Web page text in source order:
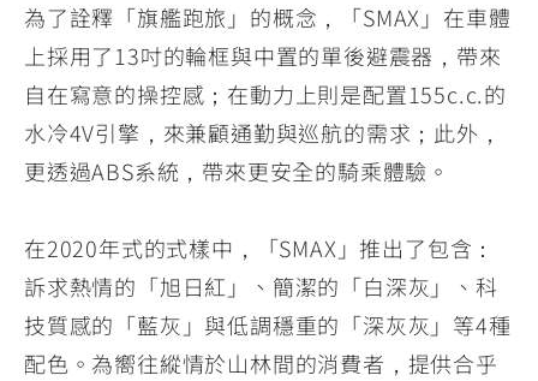
為了詮釋「旗艦跑旅」的概念，「SMAX」在車體
上採用了13吋的輪框與中置的單後避震器，帶來
自在寫意的操控感；在動力上則是配置155c.c.的
水冷4V引擎，來兼顧通勤與巡航的需求；此外，
更透過ABS系統，帶來更安全的騎乘體驗。
在2020年式的式樣中，「SMAX」推出了包含：
訴求熱情的「旭日紅」、簡潔的「白深灰」、科
技質感的「藍灰」與低調穩重的「深灰灰」等4種
配色。為嚮往縱情於山林間的消費者，提供合乎